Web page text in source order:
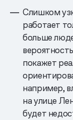
Слишком
работает
больше
покажет
например,
на улице
будет